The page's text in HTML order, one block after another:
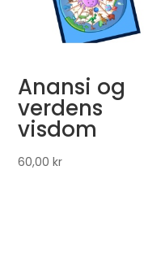
Anansi og
verdens
visdom
60,00kr